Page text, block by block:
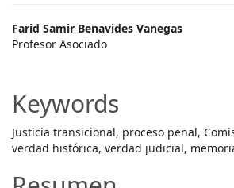
Main
Article
Farid Samir Benavides Vanegas
Profesor Asociado
Keywords
Justicia transicional, proceso penal,
verdad histórica, verdad judicial,